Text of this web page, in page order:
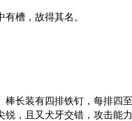
有槽，故得其名。
棒长装有四排铁钉，每排四至
锐，且又犬牙交错，攻击能力